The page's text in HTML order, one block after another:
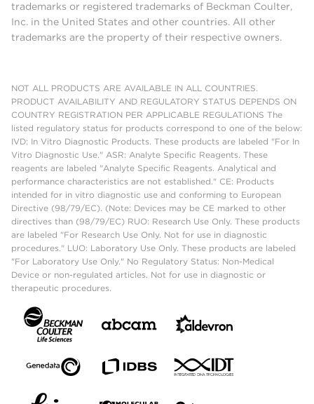
trademarks or registered trademarks of Beckman Coulter,
Inc. in the United States and other countries. All other
trademarks are the property of their respective owners.
NOT ALL PRODUCTS ARE AVAILABLE IN ALL COUNTRIES.
PRODUCT AVAILABILITY AND REGULATORY STATUS DEPENDS ON
COUNTRY REGISTRATION PER APPLICABLE REGULATIONS The
listed regulatory status for products correspond to one of the below:
IVD: In Vitro Diagnostic Products. These products are labeled "For In
Vitro Diagnostic Use." ASR: Analyte Specific Reagents. These
reagents are labeled "Analyte Specific Reagents. Analytical and
performance characteristics are not established." CE: Products
intended for in vitro diagnostic use and conforming to European
Directive (98/79/EC). (Note: Devices may be CE marked to other
directives than (98/79/EC) RUO: Research Use Only. These products
are labeled "For Research Use Only. Not for use in diagnostic
procedures." LUO: Laboratory Use Only. These products are labeled
"For Laboratory Use Only." No Regulatory Status: Non-Medical
Device or non-regulated articles. Not for use in diagnostic or
therapeutic procedures.